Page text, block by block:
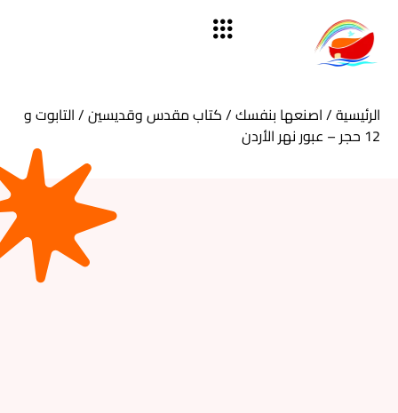
الرئيسية/اصنعها بنفسك/كتاب مقدس وقديسين/ التابوت و
12 حجر – عبور نهر الأردن